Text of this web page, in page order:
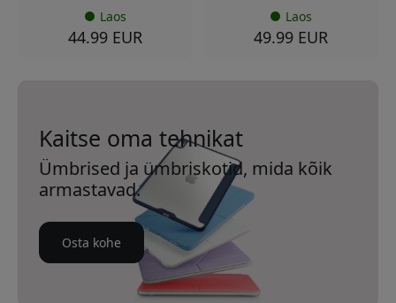
Laos
44.99 EUR
Laos
49.99 EUR
Kaitse oma tehnikat
Ümbrised ja ümbriskotid, mida kõik
armastavad.
Osta kohe